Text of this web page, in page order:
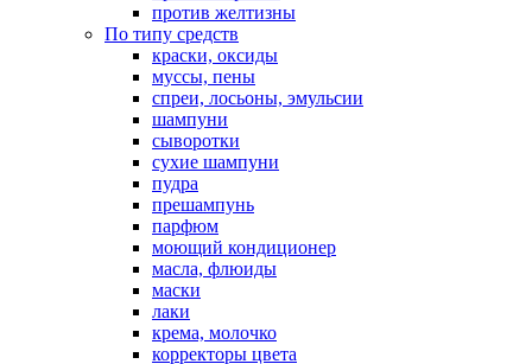
против желтизны
По типу средств
краски, оксиды
муссы, пены
спреи, лосьоны, эмульсии
шампуни
сыворотки
сухие шампуни
пудра
прешампунь
парфюм
моющий кондиционер
масла, флюиды
маски
лаки
крема, молочко
корректоры цвета